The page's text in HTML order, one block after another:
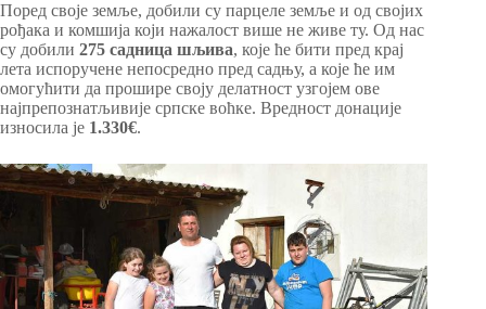
Поред своје земље, добили су парцеле земље и од својих
рођака и комшија који нажалост више не живе ту. Од нас
су добили 275 садница шљива, које ће бити пред крај
лета испоручене непосредно пред садњу, а које ће им
омогућити да прошире своју делатност узгојем ове
најпрепознатљивије српске воћке. Вредност донације
износила је 1.330€.